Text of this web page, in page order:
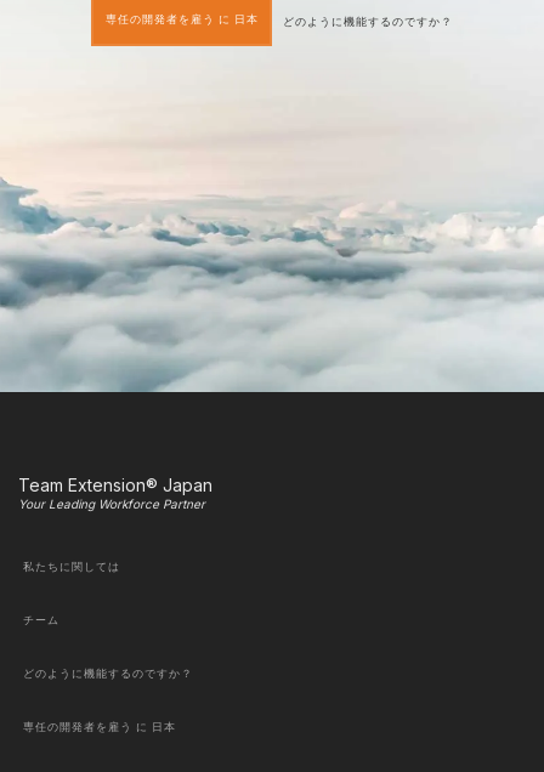
専任の開発者を雇う に 日本 どのように機能するのですか？
Team Extension® Japan
Your Leading Workforce Partner
私たちに関しては
チーム
どのように機能するのですか？
専任の開発者を雇う に 日本